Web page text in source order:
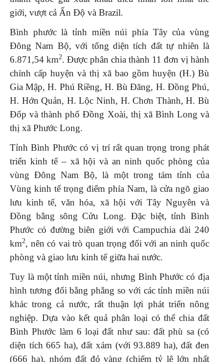
giới, vượt cả Ấn Độ và Brazil.
Bình phước là tỉnh miền núi phía Tây của vùng
Đông Nam Bộ, với tổng diện tích đất tự nhiên là
6.871,54 km2­. Được phân chia thành 11 đơn vị hành
chính cấp huyện và thị xã bao gồm huyện (H.) Bù
Gia Mập, H. Phú Riềng, H. Bù Đăng, H. Đồng Phú,
H. Hớn Quản, H. Lộc Ninh, H. Chơn Thành, H. Bù
Đốp và thành phố Đồng Xoài, thị xã Bình Long và
thị xã Phước Long.
Tỉnh Bình Phước có vị trí rất quan trọng trong phát
triển kinh tế – xã hội và an ninh quốc phòng của
vùng Đông Nam Bộ, là một trong tám tỉnh của
Vùng kinh tế trọng điểm phía Nam, là cửa ngõ giao
lưu kinh tế, văn hóa, xã hội với Tây Nguyên và
Đồng bằng sông Cửu Long. Đặc biệt, tỉnh Bình
Phước có đường biên giới với Campuchia dài 240
km2, nên có vai trò quan trọng đối với an ninh quốc
phòng và giao lưu kinh tế giữa hai nước.
Tuy là một tỉnh miền núi, nhưng Bình Phước có địa
hình tương đối bằng phẳng so với các tỉnh miền núi
khác trong cả nước, rất thuận lợi phát triển nông
nghiệp. Dựa vào kết quả phân loại có thể chia đất
Bình Phước làm 6 loại đất như sau: đất phù sa (có
diện tích 665 ha), đất xám (với 93.889 ha), đất đen
(666 ha), nhóm đất đỏ vàng (chiếm tỷ lệ lớn nhất